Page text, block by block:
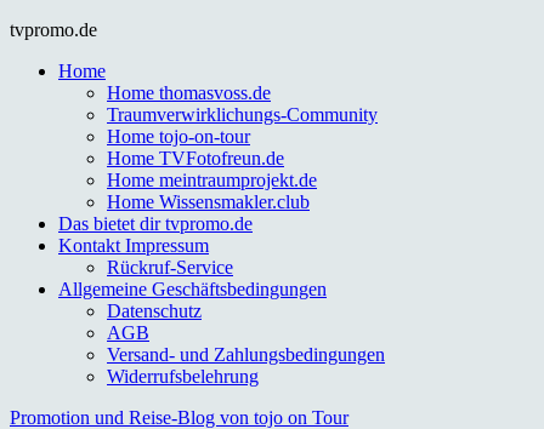
Skip
content
tvpromo.de
Home
Home thomasvoss.de
Traumverwirklichungs-Community
Home tojo-on-tour
Home TVFotofreun.de
Home meintraumprojekt.de
Home Wissensmakler.club
Das bietet dir tvpromo.de
Kontakt Impressum
Rückruf-Service
Allgemeine Geschäftsbedingungen
Datenschutz
AGB
Versand- und Zahlungsbedingungen
Widerrufsbelehrung
Promotion und Reise-Blog von tojo on Tour